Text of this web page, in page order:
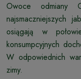
Owoce
najsmaczniejszych
osiągają w
konsumpcyjnych
W odpowiednich
zimy.